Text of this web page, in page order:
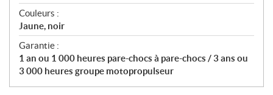
Couleurs :
Jaune, noir
Garantie :
1 an ou 1 000 heures pare-chocs à pare-chocs / 3 ans ou
3 000 heures groupe motopropulseur